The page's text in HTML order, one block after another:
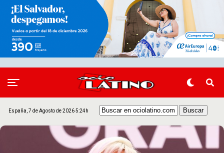
España, 7 de Agosto de 2026 5:24h